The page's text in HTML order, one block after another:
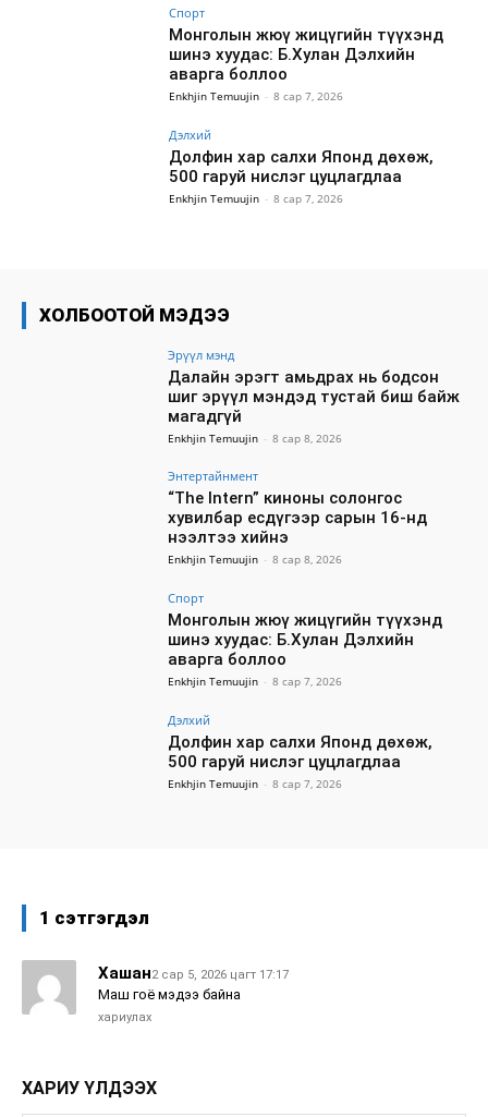
Спорт
Монголын жюү жицүгийн түүхэнд
шинэ хуудас: Б.Хулан Дэлхийн
аварга боллоо
Enkhjin Temuujin - 8 сар 7, 2026
Дэлхий
Долфин хар салхи Японд дөхөж,
500 гаруй нислэг цуцлагдлаа
Enkhjin Temuujin - 8 сар 7, 2026
ХОЛБООТОЙ МЭДЭЭ
Эрүүл мэнд
Далайн эрэгт амьдрах нь бодсон
шиг эрүүл мэндэд тустай биш байж
магадгүй
Enkhjin Temuujin - 8 сар 8, 2026
Энтертайнмент
“The Intern” киноны солонгос
хувилбар есдүгээр сарын 16-нд
нээлтээ хийнэ
Enkhjin Temuujin - 8 сар 8, 2026
Спорт
Монголын жюү жицүгийн түүхэнд
шинэ хуудас: Б.Хулан Дэлхийн
аварга боллоо
Enkhjin Temuujin - 8 сар 7, 2026
Дэлхий
Долфин хар салхи Японд дөхөж,
500 гаруй нислэг цуцлагдлаа
Enkhjin Temuujin - 8 сар 7, 2026
1 сэтгэгдэл
Хашан2 сар 5, 2026 цагт 17:17
Маш гоё мэдээ байна
хариулах
ХАРИУ ҮЛДЭЭХ